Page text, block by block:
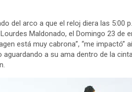
del arco a que el reloj diera las 5:00
Maldonado, el Domingo 23 de
está muy cabrona”, “me impactó”
aguardando a su ama dentro de la